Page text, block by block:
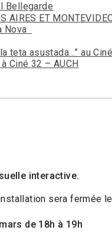
Bellegarde
AIRES ET
Nova
teta asustada…” au
Ciné 32 – AUCH
interactive.
sera fermée
de 18h à 19h